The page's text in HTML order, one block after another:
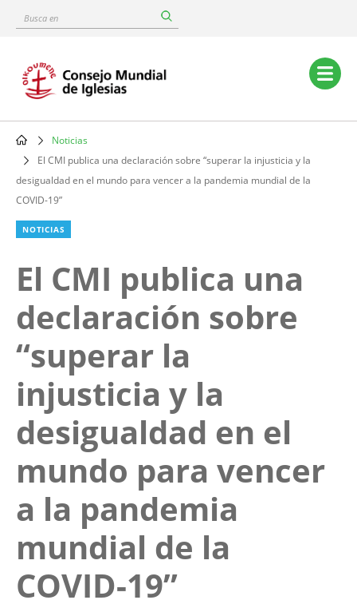
content
Busca
Main
navigation
Breadcrumb
Noticias
El CMI publica una declaración sobre “superar la injusticia y la
desigualdad en el mundo para vencer a la pandemia mundial de la
COVID-19”
NOTICIAS
El CMI publica una
declaración sobre
“superar la
injusticia y la
desigualdad en el
mundo para vencer
a la pandemia
mundial de la
COVID-19”